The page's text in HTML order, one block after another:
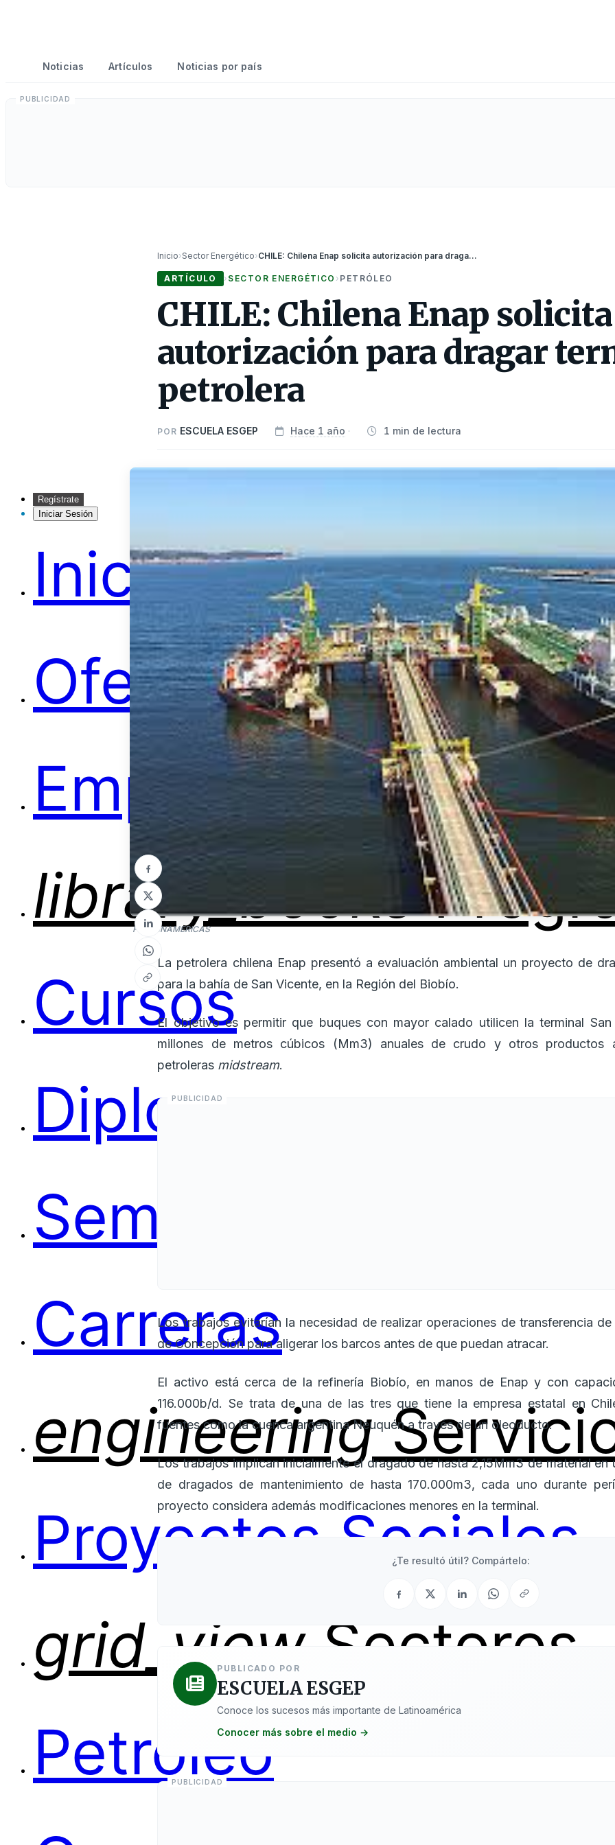
Regístrate
Iniciar Sesión
Inicio
Ofertas
Empleos
library_books
Cursos
Diplomas
Seminarios
Carreras
engineering
Proyectos Sociales
grid_view Sectores
Petróleo
Noticias Artículos Noticias por país
Inicio›Sector Energético› CHILE: Chilena Enap solicita autorización para dragar terminal petrolera
ARTÍCULO › SECTOR ENERGÉTICO › PETRÓLEO
CHILE: Chilena Enap solicita
autorización para dragar
petrolera
POR ESCUELA ESGEP Hace 1 año · 1 min de lectura
Foto: BNAMERICAS
La petrolera chilena Enap presentó a evaluación ambiental un proyecto de
para la bahía de San Vicente, en la Región del Biobío.
El objetivo es permitir que buques con mayor calado utilicen la terminal
millones de metros cúbicos (Mm3) anuales de crudo y otros productos
petroleras midstream.
Los trabajos evitarían la necesidad de realizar operaciones de transferencia
de Concepción para aligerar los barcos antes de que puedan atracar.
El activo está cerca de la refinería Biobío, en manos de Enap y con
116.000b/d. Se trata de una de las tres que tiene la empresa estatal en
fuentes como la cuenca argentina Neuquén a través de un oleoducto.
Los trabajos implican inicialmente el dragado de hasta 2,15Mm3 de material
de dragados de mantenimiento de hasta 170.000m3, cada uno durante
proyecto considera además modificaciones menores en la terminal.
¿Te resultó útil? Compártelo:
PUBLICADO POR
ESCUELA ESGEP
Conoce los sucesos más importante de Latinoamérica
Conocer más sobre el medio →